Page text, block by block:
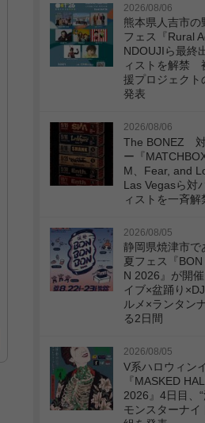
2026/08/06
熊本県人吉市の
フェス『Rural
NDOUJIら最終
ィストを解禁
援プロジェクト
発表
2026/08/06
The BONEZ
ー『
M、Fear, and
Las Vegasら対
ィストを一斉解
2026/08/05
静岡県焼津市で
夏フェス『
N 2026』が開
イブ×盆踊り
ルメ×ランタン
る2日間
2026/08/05
V系ハロウィン
『MASKED
2026』4日目、
モンスターナイ